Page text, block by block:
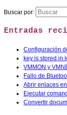
Buscar por:
Entradas
Configuración
key is stored in
VMMON y
Fallo de
Abrir enlaces
Ejecutar
Convertir